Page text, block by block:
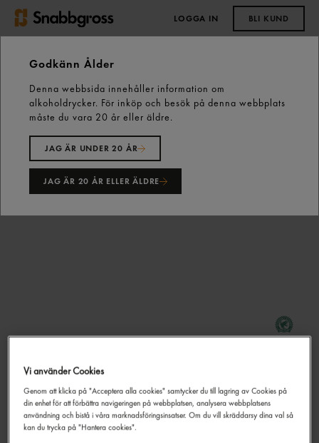
LOGGA IN BLI KUND
Start Kaffe, Te & Tillbehör
Te
Blackcurrant Refresh Svart Te 25p Lipton
Blackcurrant Refresh Svart
Te
Lipton25p
EAN: 8720608022533
Godkänn Ålder
Denna webbsida innehåller information om
alkoholdrycker. För inköp och besök på denna webbplats
måste du vara 20 år eller äldre.
JAG ÄR UNDER 20 ÅR
JAG ÄR 20 ÅR ELLER ÄLDRE
Vi använder Cookies
Genom att klicka på "Acceptera alla cookies" samtycker du till lagring av Cookies på
din enhet för att förbättra navigeringen på webbplatsen, analysera webbplatsens
användning och bistå i våra marknadsföringsinsatser. Om du vill skräddarsy dina val så
kan du trycka på "Hantera cookies".